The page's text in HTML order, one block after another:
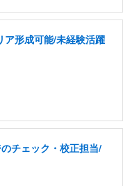
ア形成可能/未経験活躍
チェック・校正担当/